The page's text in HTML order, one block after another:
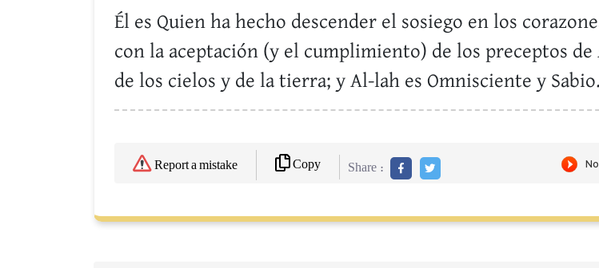
Él es Quien ha hecho descender el sosiego en los
con la aceptación (y el cumplimiento) de los preceptos
de los cielos y de la tierra; y Al-lah es Omnisciente y Sabio.
Report a mistake Copy Share :